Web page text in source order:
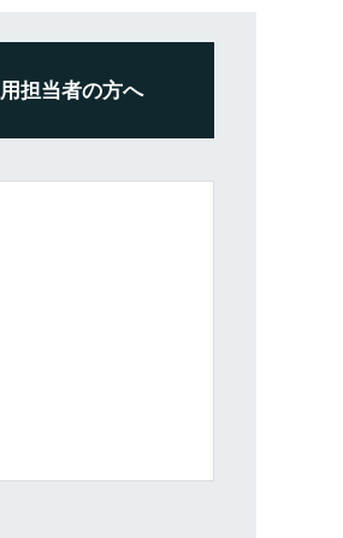
担当者の方へ